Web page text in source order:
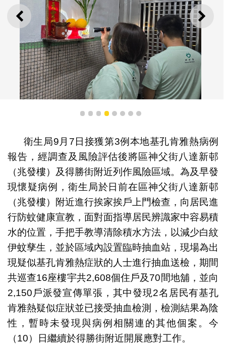
上一則 下一
衛生局人員進行伊蚊孳生源調查及向居民進行宣傳教育
1 2 3 4 5 6 7 8
衛生局9月7日接獲第3例本地基孔肯雅熱病例
報告，經調查及風險評估後將區神父街八達新邨
（兆發樓）及得勝街附近列作風險區域。為及早發
現懷疑病例，衛生局於日前在區神父街八達新邨
（兆發樓）附近進行挨家挨戶上門檢查，向居民進
行防蚊健康宣教，面對面指導居民辨識家中容易積
水的位置，手把手教導清除積水方法，以減少白紋
伊蚊孳生，並於區域內設置臨時抽血站，現場為出
現疑似基孔肯雅熱症狀的人士進行抽血送檢，期間
共巡查16座樓宇共2,608個住戶及70間地舖，並向
2,150戶派發宣傳單張，其中發現2名居民有基孔
肯雅熱疑似症狀並已接受抽血檢測，檢測結果為陰
性，暫時未發現與病例相關連的其他個案。今
（10）日繼續於得勝街附近開展應對工作。